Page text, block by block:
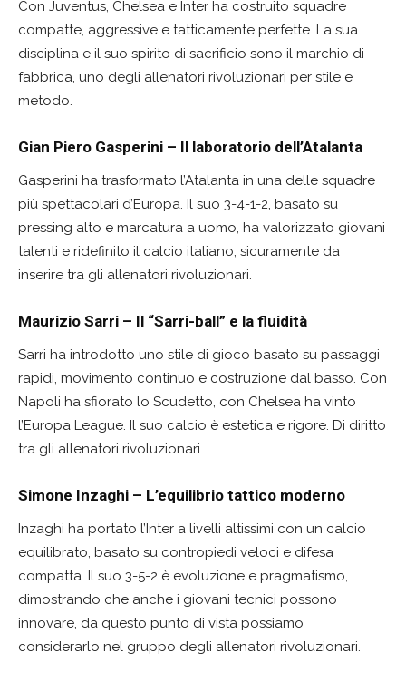
Con Juventus, Chelsea e Inter ha costruito squadre
compatte, aggressive e tatticamente perfette. La sua
disciplina e il suo spirito di sacrificio sono il marchio di
fabbrica, uno degli allenatori rivoluzionari per stile e
metodo.
Gian Piero Gasperini – Il laboratorio dell’Atalanta
Gasperini ha trasformato l’Atalanta in una delle squadre
più spettacolari d’Europa. Il suo 3-4-1-2, basato su
pressing alto e marcatura a uomo, ha valorizzato giovani
talenti e ridefinito il calcio italiano, sicuramente da
inserire tra gli allenatori rivoluzionari.
Maurizio Sarri – Il “Sarri-ball” e la fluidità
Sarri ha introdotto uno stile di gioco basato su passaggi
rapidi, movimento continuo e costruzione dal basso. Con
Napoli ha sfiorato lo Scudetto, con Chelsea ha vinto
l’Europa League. Il suo calcio è estetica e rigore. Di diritto
tra gli allenatori rivoluzionari.
Simone Inzaghi – L’equilibrio tattico moderno
Inzaghi ha portato l’Inter a livelli altissimi con un calcio
equilibrato, basato su contropiedi veloci e difesa
compatta. Il suo 3-5-2 è evoluzione e pragmatismo,
dimostrando che anche i giovani tecnici possono
innovare, da questo punto di vista possiamo
considerarlo nel gruppo degli allenatori rivoluzionari.